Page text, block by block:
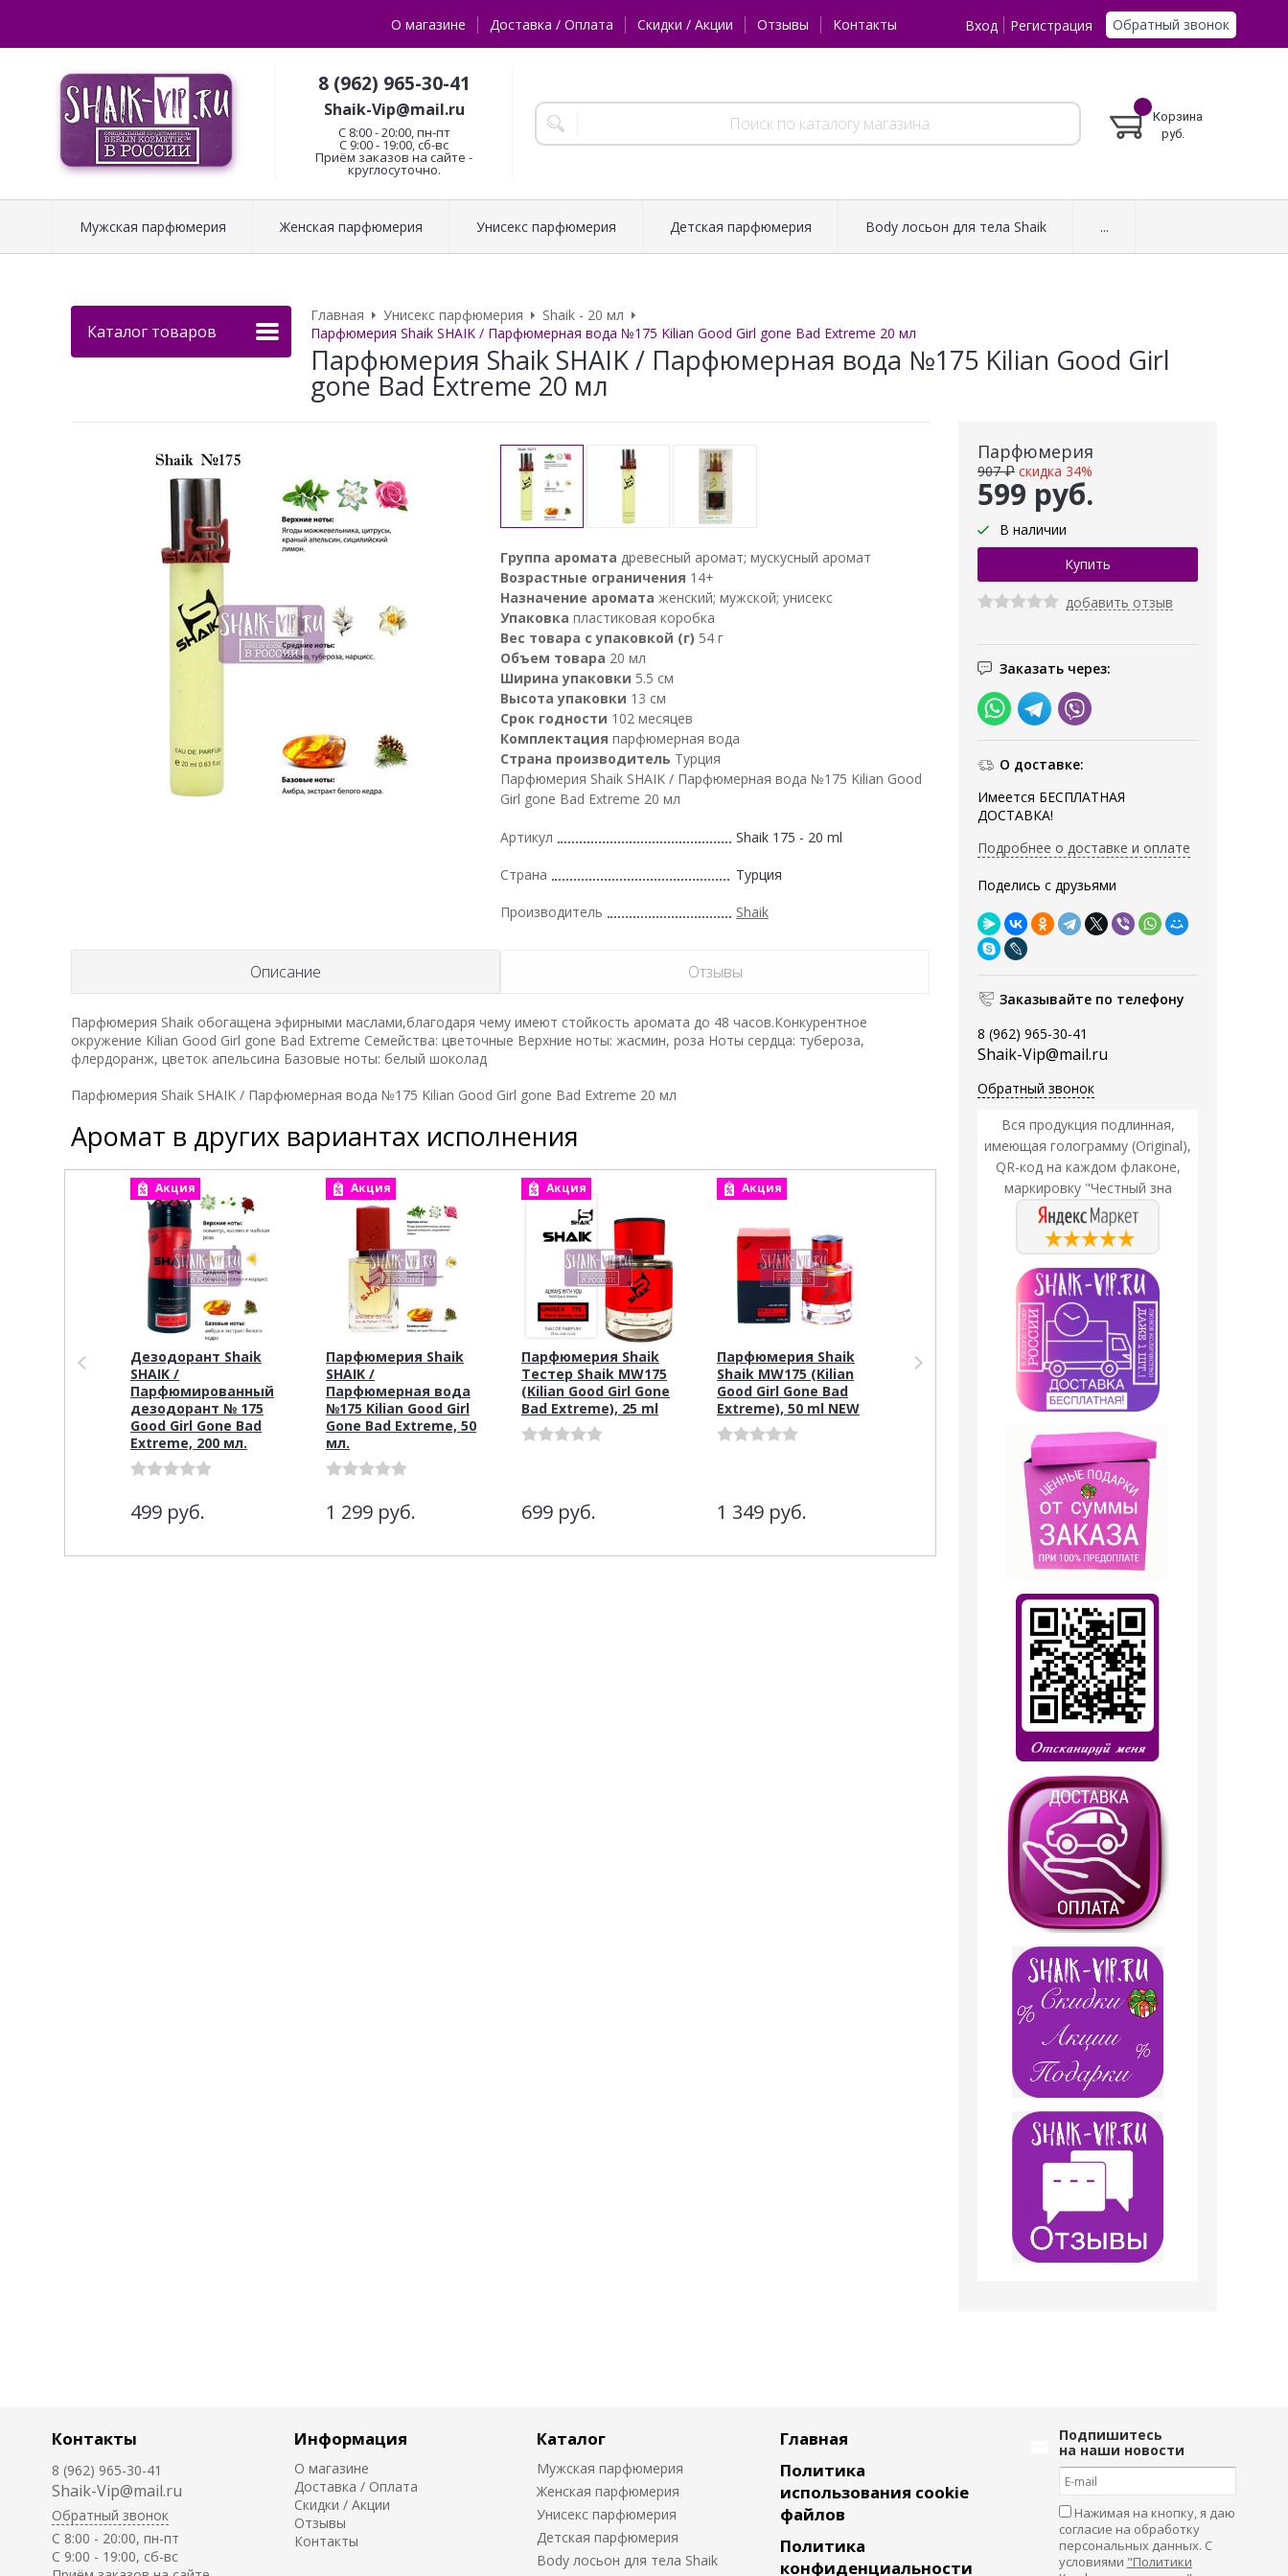
О магазине Доставка / Оплата Скидки / Акции Отзывы Контакты Вход Регистрация Обратный звонок
8 (962) 965-30-41
Shaik-Vip@mail.ru
C 8:00 - 20:00, пн-пт
С 9:00 - 19:00, сб-вс
Приём заказов на сайте -
круглосуточно.
Корзина
руб.
Мужская парфюмерия Женская парфюмерия Унисекс парфюмерия Детская парфюмерия Body лосьон для тела Shaik ...
Каталог товаров
Главная Унисекс парфюмерия
Shaik - 20 мл
Парфюмерия Shaik SHAIK / Парфюмерная вода №175 Kilian Good Girl gone Bad Extreme 20 мл
Парфюмерия Shaik SHAIK / Парфюмерная вода №175 Kilian Good Girl
gone Bad Extreme 20 мл
Парфюмерия
599 руб.
907 ₽ скидка 34%
В наличии
добавить отзыв
Заказать через:
О доставке:
Имеется БЕСПЛАТНАЯ
ДОСТАВКА!
Подробнее о доставке и оплате
Поделись с друзьями
Заказывайте по телефону
8 (962) 965-30-41
Shaik-Vip@mail.ru
Обратный звонок
Вся продукция подлинная,
имеющая голограмму (Original),
QR-код на каждом флаконе,
маркировку "Честный зна
Группа аромата древесный аромат; мускусный аромат
Возрастные ограничения 14+
Назначение аромата женский; мужской; унисекс
Упаковка пластиковая коробка
Вес товара с упаковкой (г) 54 г
Объем товара 20 мл
Ширина упаковки 5.5 см
Высота упаковки 13 см
Срок годности 102 месяцев
Комплектация парфюмерная вода
Страна производитель Турция
Парфюмерия Shaik SHAIK / Парфюмерная вода №175 Kilian Good
Girl gone Bad Extreme 20 мл
Артикул Shaik 175 - 20 ml
Страна Турция
Производитель Shaik
Описание Отзывы
Парфюмерия Shaik обогащена эфирными маслами,благодаря чему имеют стойкость аромата дo 48 часов.Конкурентное
окружение Kilian Good Girl gone Bad Extreme Семейства: цветочные Верхние ноты: жасмин, роза Ноты сердца: тубероза,
флердоранж, цветок апельсина Базовые ноты: белый шоколад
Парфюмерия Shaik SHAIK / Парфюмерная вода №175 Kilian Good Girl gone Bad Extreme 20 мл
Аромат в других вариантах исполнения
Акция
Дезодорант Shaik
SHAIK /
Парфюмированный
дезодорант № 175
Good Girl Gone Bad
Extreme, 200 мл.
499 руб.
Акция
Парфюмерия Shaik
SHAIK /
Парфюмерная вода
№175 Kilian Good Girl
Gone Bad Extreme, 50
мл.
1 299 руб.
Акция
Парфюмерия Shaik
Тестер Shaik MW175
(Kilian Good Girl Gone
Bad Extreme), 25 ml
699 руб.
Акция
Парфюмерия Shaik
Shaik MW175 (Kilian
Good Girl Gone Bad
Extreme), 50 ml NEW
1 349 руб.
Парфюмерия Shaik
SHAIK /
Парфюмерная вода
№ 175 Kilian Good Girl
Контакты
8 (962) 965-30-41
Shaik-Vip@mail.ru
Обратный звонок
C 8:00 - 20:00, пн-пт
С 9:00 - 19:00, сб-вс
Информация
О магазине
Доставка / Оплата
Скидки / Акции
Отзывы
Контакты
Каталог
Мужская парфюмерия
Женская парфюмерия
Унисекс парфюмерия
Детская парфюмерия
Body лосьон для тела Shaik
Главная
Политика
использования cookie
файлов
Политика
конфиденциальности
Подпишитесь
на наши новости
Нажимая на кнопку, я даю
согласие на обработку
персональных данных. С
условиями "Политики